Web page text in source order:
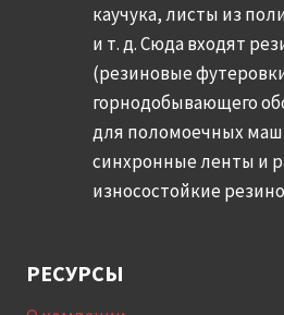
каучука, листы из
и т. д. Сюда входят
(резиновые
горнодобывающего
для поломоечных
синхронные ленты и
износостойкие
РЕСУРСЫ